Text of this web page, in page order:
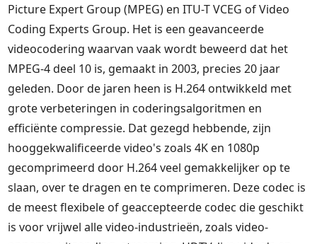
Picture Expert Group (MPEG) en ITU-T VCEG of Video
Coding Experts Group. Het is een geavanceerde
videocodering waarvan vaak wordt beweerd dat het
MPEG-4 deel 10 is, gemaakt in 2003, precies 20 jaar
geleden. Door de jaren heen is H.264 ontwikkeld met
grote verbeteringen in coderingsalgoritmen en
efficiënte compressie. Dat gezegd hebbende, zijn
hooggekwalificeerde video's zoals 4K en 1080p
gecomprimeerd door H.264 veel gemakkelijker op te
slaan, over te dragen en te comprimeren. Deze codec is
de meest flexibele of geaccepteerde codec die geschikt
is voor vrijwel alle video-industrieën, zoals video-